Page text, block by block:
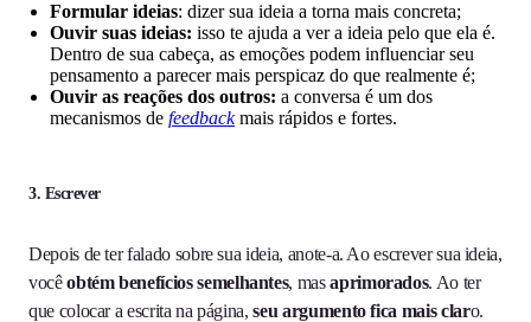
Formular ideias: dizer sua ideia a torna mais concreta;
Ouvir suas ideias: isso te ajuda a ver a ideia pelo que ela é.
Dentro de sua cabeça, as emoções podem influenciar seu
pensamento a parecer mais perspicaz do que realmente é;
Ouvir as reações dos outros: a conversa é um dos
mecanismos de feedback mais rápidos e fortes.
3. Escrever
Depois de ter falado sobre sua ideia, anote-a. Ao escrever sua ideia,
vocêobtém benefícios semelhantes, masaprimorados. Ao ter
que colocar a escrita na página,seu argumento fica mais claro.